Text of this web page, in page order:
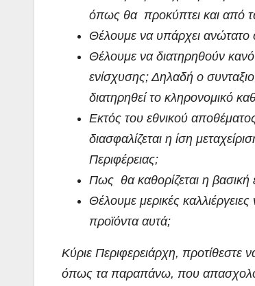
όπως θα προκύπτει και από
Θέλουμε να υπάρχει ανώτατο
Θέλουμε να διατηρηθούν
ενίσχυσης; Δηλαδή ο
διατηρηθεί το κληρονομικό
Εκτός του εθνικού
διασφαλίζεται η ίση
Περιφέρειας;
Πως θα καθορίζεται η βασική
Θέλουμε μερικές
προϊόντα αυτά;
Κύριε Περιφερειάρχη,
όπως τα παραπάνω, που